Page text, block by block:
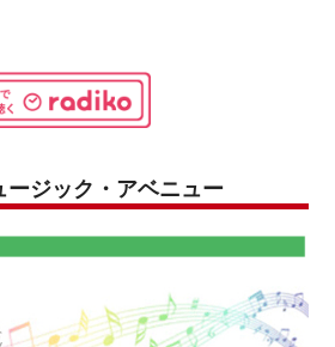
ージック・アベニュー